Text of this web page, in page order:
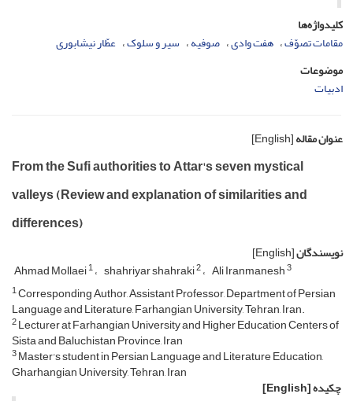
کلیدواژه‌ها
مقامات تصوّف هفت وادی صوفیه سیر و سلوک عطّار نیشابوری
موضوعات
ادبیات
عنوان مقاله[English]
From the Sufi authorities to Attar's seven mystical
valleys (Review and explanation of similarities and
differences)
نویسندگان[English]
Ahmad Mollaei1 shahriyar shahraki2 Ali Iranmanesh3
1Corresponding Author, Assistant Professor, Department of Persian
Language and Literature, Farhangian University, Tehran, Iran.
2Lecturer at Farhangian University and Higher Education Centers of
Sista and Baluchistan Province, Iran
3Master's student in Persian Language and Literature Education,
Gharhangian University, Tehran, Iran
چکیده[English]